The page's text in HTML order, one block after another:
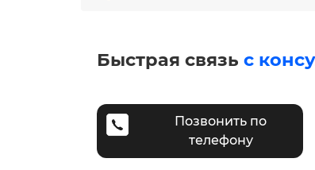
Быстрая связь с
Позвонить по
телефону